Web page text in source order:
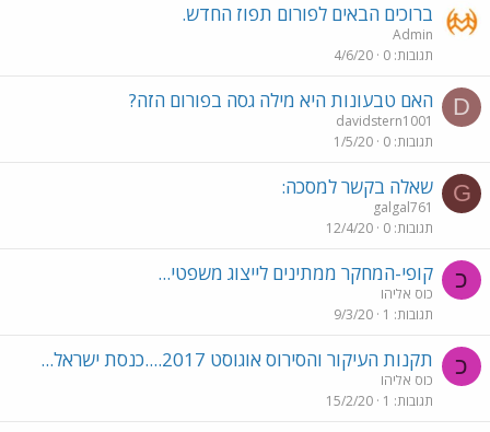
ברוכים הבאים לפורום תפוז החדש.
Admin
תגובות 0
4/6/20
D האם טבעונות היא מילה גסה בפורום הזה?
davidstern1001
תגובות 0
1/5/20
G שאלה בקשר למסכה:
galgal761
תגובות 0
12/4/20
כ קופי-המחקר ממתינים לייצוג משפטי...
כוס אליהו
תגובות 1
9/3/20
כ תקנות העיקור והסירוס אוגוסט 2017....כנסת ישראל...
כוס אליהו
תגובות 1
15/2/20